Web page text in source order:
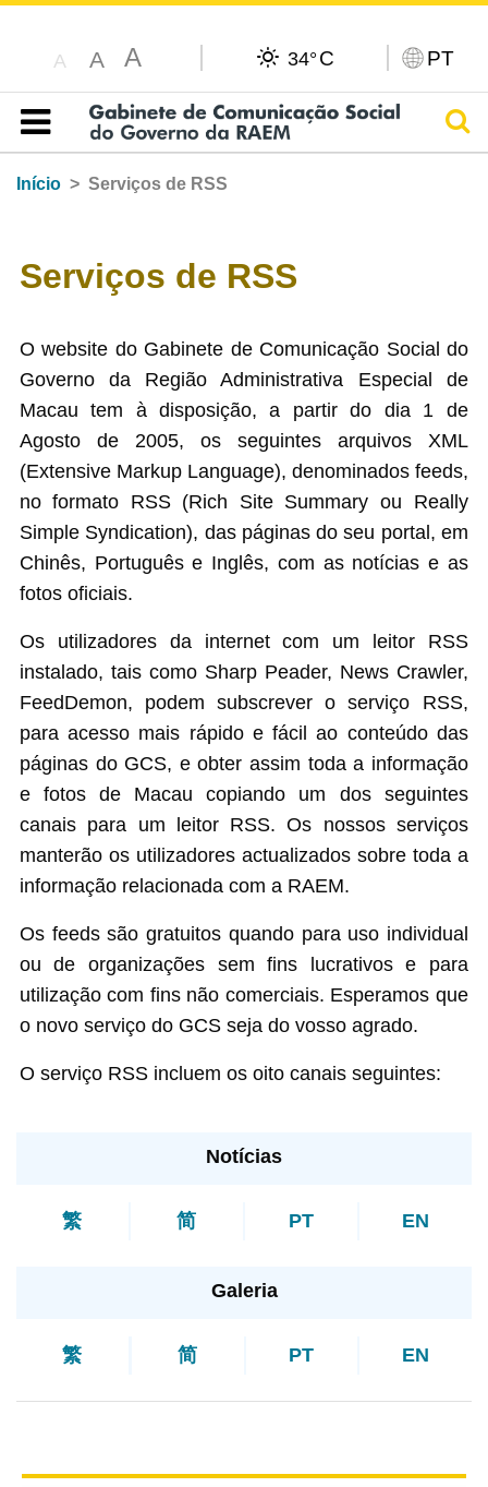
A A A 34° C PT
Índice
Início Serviços de RSS
Serviços de RSS
O website do Gabinete de Comunicação Social do
Governo da Região Administrativa Especial de
Macau tem à disposição, a partir do dia 1 de
Agosto de 2005, os seguintes arquivos XML
(Extensive Markup Language), denominados feeds,
no formato RSS (Rich Site Summary ou Really
Simple Syndication), das páginas do seu portal, em
Chinês, Português e Inglês, com as notícias e as
fotos oficiais.
Os utilizadores da internet com um leitor RSS
instalado, tais como Sharp Peader, News Crawler,
FeedDemon, podem subscrever o serviço RSS,
para acesso mais rápido e fácil ao conteúdo das
páginas do GCS, e obter assim toda a informação
e fotos de Macau copiando um dos seguintes
canais para um leitor RSS. Os nossos serviços
manterão os utilizadores actualizados sobre toda a
informação relacionada com a RAEM.
Os feeds são gratuitos quando para uso individual
ou de organizações sem fins lucrativos e para
utilização com fins não comerciais. Esperamos que
o novo serviço do GCS seja do vosso agrado.
O serviço RSS incluem os oito canais seguintes:
Notícias
繁 简 PT EN
Galeria
繁 简 PT EN